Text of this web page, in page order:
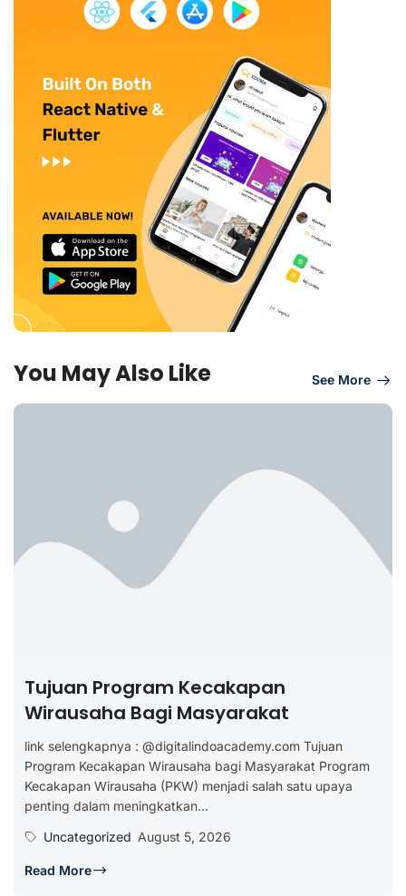
You May Also Like See More
Tujuan Program Kecakapan
Wirausaha Bagi Masyarakat
link selengkapnya : @digitalindoacademy.com Tujuan
Program Kecakapan Wirausaha bagi Masyarakat Program
Kecakapan Wirausaha (PKW) menjadi salah satu upaya
penting dalam meningkatkan...
Uncategorized August 5, 2026
Read More